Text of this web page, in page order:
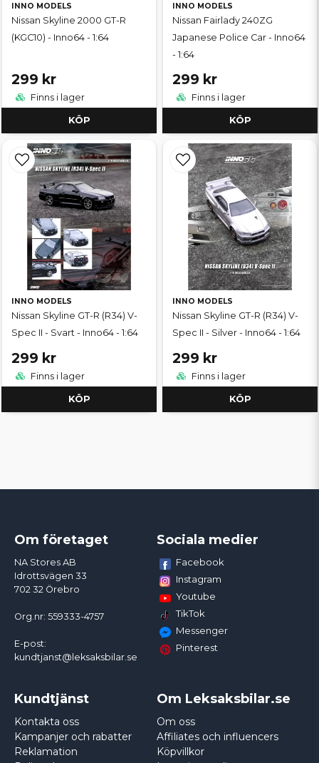
INNO MODELS
Nissan Skyline 2000 GT-R
(KGC10) - Inno64 - 1:64
299 kr
Finns i lager
KÖP
INNO MODELS
Nissan Fairlady 240ZG
Japanese Police Car - Inno64
- 1:64
299 kr
Finns i lager
KÖP
INNO MODELS
Nissan Skyline GT-R (R34) V-
Spec II - Svart - Inno64 - 1:64
299 kr
Finns i lager
KÖP
INNO MODELS
Nissan Skyline GT-R (R34) V-
Spec II - Silver - Inno64 - 1:64
299 kr
Finns i lager
KÖP
Om företaget
NA Stores AB
Idrottsvägen 33
702 32 Örebro
Org.nr: 559333-4757
E-post:
kundtjanst@leksaksbilar.se
Sociala medier
Facebook
Instagram
Youtube
TikTok
Messenger
Pinterest
Kundtjänst
Kontakta oss
Kampanjer och rabatter
Reklamation
Om Leksaksbilar.se
Om oss
Affiliates och influencers
Köpvillkor